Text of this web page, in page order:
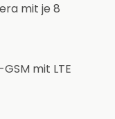
mit je 8
mit LTE